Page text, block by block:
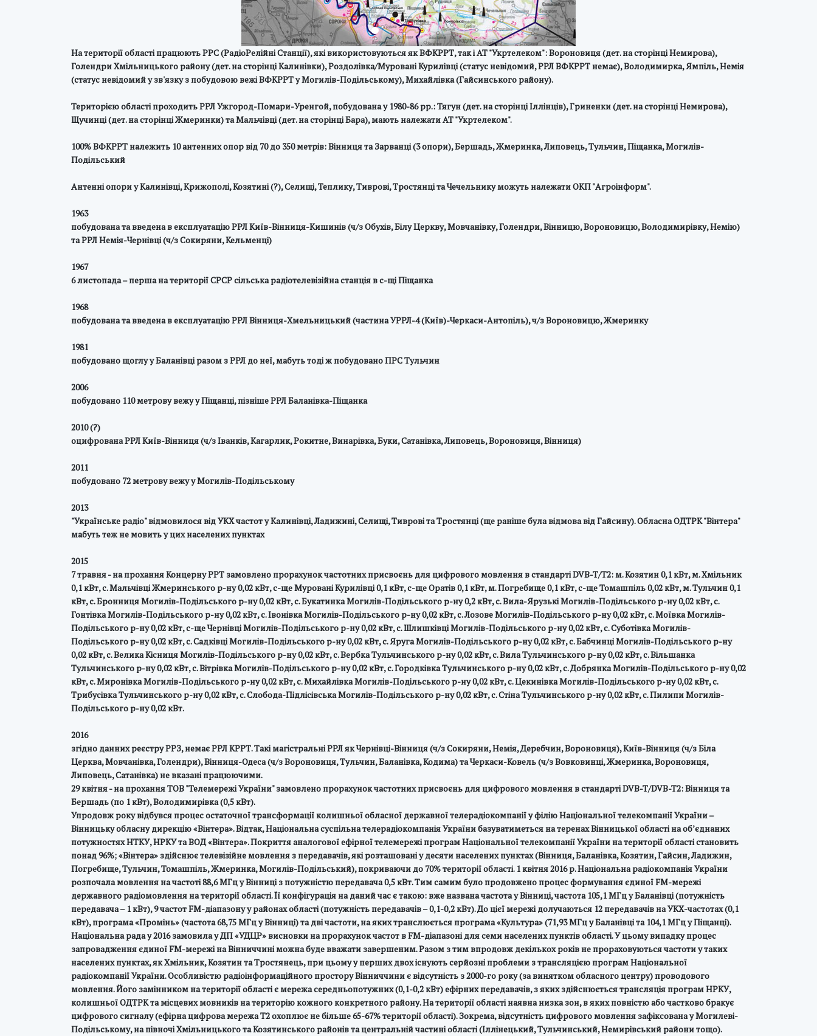
На території області працюють РРС (РадіоРелійні Станції), які використовуються як ВФКРРТ, так і АТ "Укртелеком": Вороновиця (дет. на сторінці Немирова),
Голендри Хмільницького району (дет. на сторінці Калинівки), Роздолівка/Муровані Курилівці (статус невідомий, РРЛ ВФКРРТ немає), Володимирка, Ямпіль, Немія
(статус невідомий у зв'язку з побудовою вежі ВФКРРТ у Могилів-Подільському), Михайлівка (Гайсинського району).
Територією області проходить РРЛ Ужгород-Помари-Уренгой, побудована у 1980-86 рр.: Тягун (дет. на сторінці Іллінців), Гриненки (дет. на сторінці Немирова),
Щучинці (дет. на сторінці Жмеринки) та Мальчівці (дет. на сторінці Бара), мають належати АТ "Укртелеком".
100% ВФКРРТ належить 10 антенних опор від 70 до 350 метрів: Вінниця та Зарванці (3 опори), Бершадь, Жмеринка, Липовець, Тульчин, Піщанка, Могилів-
Подільський
Антенні опори у Калинівці, Крижополі, Козятині (?), Селищі, Теплику, Тиврові, Тростянці та Чечельнику можуть належати ОКП "Агроінформ".
1963
побудована та введена в експлуатацію РРЛ Київ-Вінниця-Кишинів (ч/з Обухів, Білу Церкву, Мовчанівку, Голендри, Вінницю, Вороновицю, Володимирівку, Немію)
та РРЛ Немія-Чернівці (ч/з Сокиряни, Кельменці)
1967
6 листопада – перша на території СРСР сільська радіотелевізійна станція в с-щі Піщанка
1968
побудована та введена в експлуатацію РРЛ Вінниця-Хмельницький (частина УРРЛ-4 (Київ)-Черкаси-Антопіль), ч/з Вороновицю, Жмеринку
1981
побудовано щоглу у Баланівці разом з РРЛ до неї, мабуть тоді ж побудовано ПРС Тульчин
2006
побудовано 110 метрову вежу у Піщанці, пізніше РРЛ Баланівка-Піщанка
2010 (?)
оцифрована РРЛ Київ-Вінниця (ч/з Іванків, Кагарлик, Рокитне, Винарівка, Буки, Сатанівка, Липовець, Вороновиця, Вінниця)
2011
побудовано 72 метрову вежу у Могилів-Подільському
2013
"Українське радіо" відмовилося від УКХ частот у Калинівці, Ладижині, Селищі, Тиврові та Тростянці (ще раніше була відмова від Гайсину). Обласна ОДТРК "Вінтера"
мабуть теж не мовить у цих населених пунктах
2015
7 травня - на прохання Концерну РРТ замовлено прорахунок частотних присвоєнь для цифрового мовлення в стандарті DVB-T/T2: м. Козятин 0,1 кВт, м. Хмільник
0,1 кВт, с. Мальчівці Жмеринського р-ну 0,02 кВт, с-ще Муровані Курилівці 0,1 кВт, с-ще Оратів 0,1 кВт, м. Погребище 0,1 кВт, с-ще Томашпіль 0,02 кВт, м. Тульчин 0,1
кВт, с. Бронниця Могилів-Подільського р-ну 0,02 кВт, с. Букатинка Могилів-Подільського р-ну 0,2 кВт, с. Вила-Ярузькі Могилів-Подільського р-ну 0,02 кВт, с.
Гонтівка Могилів-Подільського р-ну 0,02 кВт, с. Івонівка Могилів-Подільського р-ну 0,02 кВт, с. Лозове Могилів-Подільського р-ну 0,02 кВт, с. Моївка Могилів-
Подільського р-ну 0,02 кВт, с-ще Чернівці Могилів-Подільського р-ну 0,02 кВт, с. Шлишківці Могилів-Подільського р-ну 0,02 кВт, с. Суботівка Могилів-
Подільського р-ну 0,02 кВт, с. Садківці Могилів-Подільського р-ну 0,02 кВт, с. Яруга Могилів-Подільського р-ну 0,02 кВт, с. Бабчинці Могилів-Подільського р-ну
0,02 кВт, с. Велика Кісниця Могилів-Подільського р-ну 0,02 кВт, с. Вербка Тульчинського р-ну 0,02 кВт, с. Вила Тульчинського р-ну 0,02 кВт, с. Вільшанка
Тульчинського р-ну 0,02 кВт, с. Вітрівка Могилів-Подільського р-ну 0,02 кВт, с. Городківка Тульчинського р-ну 0,02 кВт, с. Добрянка Могилів-Подільського р-ну 0,02
кВт, с. Миронівка Могилів-Подільського р-ну 0,02 кВт, с. Михайлівка Могилів-Подільського р-ну 0,02 кВт, с. Цекинівка Могилів-Подільського р-ну 0,02 кВт, с.
Трибусівка Тульчинського р-ну 0,02 кВт, с. Слобода-Підлісівська Могилів-Подільського р-ну 0,02 кВт, с. Стіна Тульчинського р-ну 0,02 кВт, с. Пилипи Могилів-
Подільського р-ну 0,02 кВт.
2016
згідно данних реєстру РРЗ, немає РРЛ КРРТ. Такі магістральні РРЛ як Чернівці-Вінниця (ч/з Сокиряни, Немія, Деребчин, Вороновиця), Київ-Вінниця (ч/з Біла
Церква, Мовчанівка, Голендри), Вінниця-Одеса (ч/з Вороновиця, Тульчин, Баланівка, Кодима) та Черкаси-Ковель (ч/з Вовковинці, Жмеринка, Вороновиця,
Липовець, Сатанівка) не вказані працюючими.
29 квітня - на прохання ТОВ "Телемережі України" замовлено прорахунок частотних присвоєнь для цифрового мовлення в стандарті DVB-T/DVB-T2: Вінниця та
Бершадь (по 1 кВт), Володимирівка (0,5 кВт).
Упродовж року відбувся процес остаточної трансформації колишньої обласної державної телерадіокомпанії у філію Національної телекомпанії України –
Вінницьку обласну дирекцію «Вінтера». Відтак, Національна суспільна телерадіокомпанія України базуватиметься на теренах Вінницької області на об’єднаних
потужностях НТКУ, НРКУ та ВОД «Вінтера». Покриття аналогової ефірної телемережі програм Національної телекомпанії України на території області становить
понад 96%; «Вінтера» здійснює телевізійне мовлення з передавачів, які розташовані у десяти населених пунктах (Вінниця, Баланівка, Козятин, Гайсин, Ладижин,
Погребище, Тульчин, Томашпіль, Жмеринка, Могилів-Подільський), покриваючи до 70% території області. 1 квітня 2016 р. Національна радіокомпанія України
розпочала мовлення на частоті 88,6 МГц у Вінниці з потужністю передавача 0,5 кВт. Тим самим було продовжено процес формування єдиної FM-мережі
державного радіомовлення на території області. Її конфігурація на даний час є такою: вже названа частота у Вінниці, частота 105,1 МГц у Баланівці (потужність
передавача – 1 кВт), 9 частот FM-діапазону у районах області (потужність передавачів – 0,1-0,2 кВт). До цієї мережі долучаються 12 передавачів на УКХ-частотах (0,1
кВт), програма «Промінь» (частота 68,75 МГц у Вінниці) та дві частоти, на яких транслюється програма «Культура» (71,93 МГц у Баланівці та 104,1 МГц у Піщанці).
Національна рада у 2016 замовила у ДП «УДЦР» висновки на прорахунок частот в FM-діапазоні для семи населених пунктів області. У цьому випадку процес
запровадження єдиної FM-мережі на Вінниччині можна буде вважати завершеним. Разом з тим впродовж декількох років не прораховуються частоти у таких
населених пунктах, як Хмільник, Козятин та Тростянець, при цьому у перших двох існують серйозні проблеми з трансляцією програм Національної
радіокомпанії України. Особливістю радіоінформаційного простору Вінниччини є відсутність з 2000-го року (за винятком обласного центру) проводового
мовлення. Його замінником на території області є мережа середньопотужних (0,1-0,2 кВт) ефірних передавачів, з яких здійснюється трансляція програм НРКУ,
колишньої ОДТРК та місцевих мовників на територію кожного конкретного району. На території області наявна низка зон, в яких повністю або частково бракує
цифрового сигналу (ефірна цифрова мережа Т2 охоплює не більше 65-67% території області). Зокрема, відсутність цифрового мовлення зафіксована у Могилеві-
Подільському, на півночі Хмільницького та Козятинського районів та центральній частині області (Іллінецький, Тульчинський, Немирівський райони тощо).